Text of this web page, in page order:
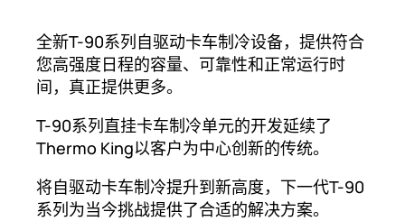
全新T-90系列自驱动卡车制冷设备，提供符合
您高强度日程的容量、可靠性和正常运行时
间，真正提供更多。
T-90系列直挂卡车制冷单元的开发延续了
Thermo King以客户为中心创新的传统。
将自驱动卡车制冷提升到新高度，下一代T-90
系列为当今挑战提供了合适的解决方案。